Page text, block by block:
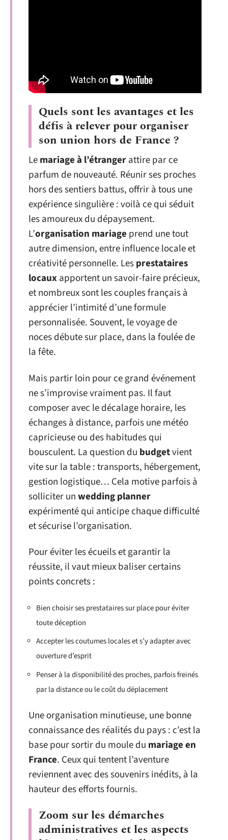
Quels sont les avantages et les
défis à relever pour organiser
son union hors de France ?
Lemariage à l’étrangerattire par ce
parfum de nouveauté. Réunir ses proches
hors des sentiers battus, offrir à tous une
expérience singulière : voilà ce qui séduit
les amoureux du dépaysement.
L’organisation mariage prend une tout
autre dimension, entre influence locale et
créativité personnelle. Lesprestataires
locauxapportent un savoir-faire précieux,
et nombreux sont les couples français à
apprécier l’intimité d’une formule
personnalisée. Souvent, le voyage de
noces débute sur place, dans la foulée de
la fête.
Mais partir loin pour ce grand événement
ne s’improvise vraiment pas. Il faut
composer avec le décalage horaire, les
échanges à distance, parfois une météo
capricieuse ou des habitudes qui
bousculent. La question du budgetvient
vite sur la table : transports, hébergement,
gestion logistique… Cela motive parfois à
solliciter unwedding planner
expérimenté qui anticipe chaque difficulté
et sécurise l’organisation.
Pour éviter les écueils et garantir la
réussite, il vaut mieux baliser certains
points concrets :
Bien choisir ses prestataires sur place pour éviter
toute déception
Accepter les coutumes locales et s’y adapter avec
ouverture d’esprit
Penser à la disponibilité des proches, parfois freinés
par la distance ou le coût du déplacement
Une organisation minutieuse, une bonne
connaissance des réalités du pays : c’est la
base pour sortir du moule du mariage en
France. Ceux qui tentent l’aventure
reviennent avec des souvenirs inédits, à la
hauteur des efforts fournis.
Zoom sur les démarches
administratives et les aspects